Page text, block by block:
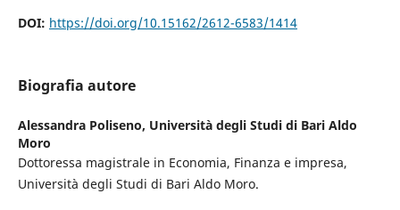
DOI: https://doi.org/10.15162/2612-6583/1414
Biografia autore
Alessandra Poliseno, Università degli Studi di Bari Aldo
Moro
Dottoressa magistrale in Economia, Finanza e impresa,
Università degli Studi di Bari Aldo Moro.